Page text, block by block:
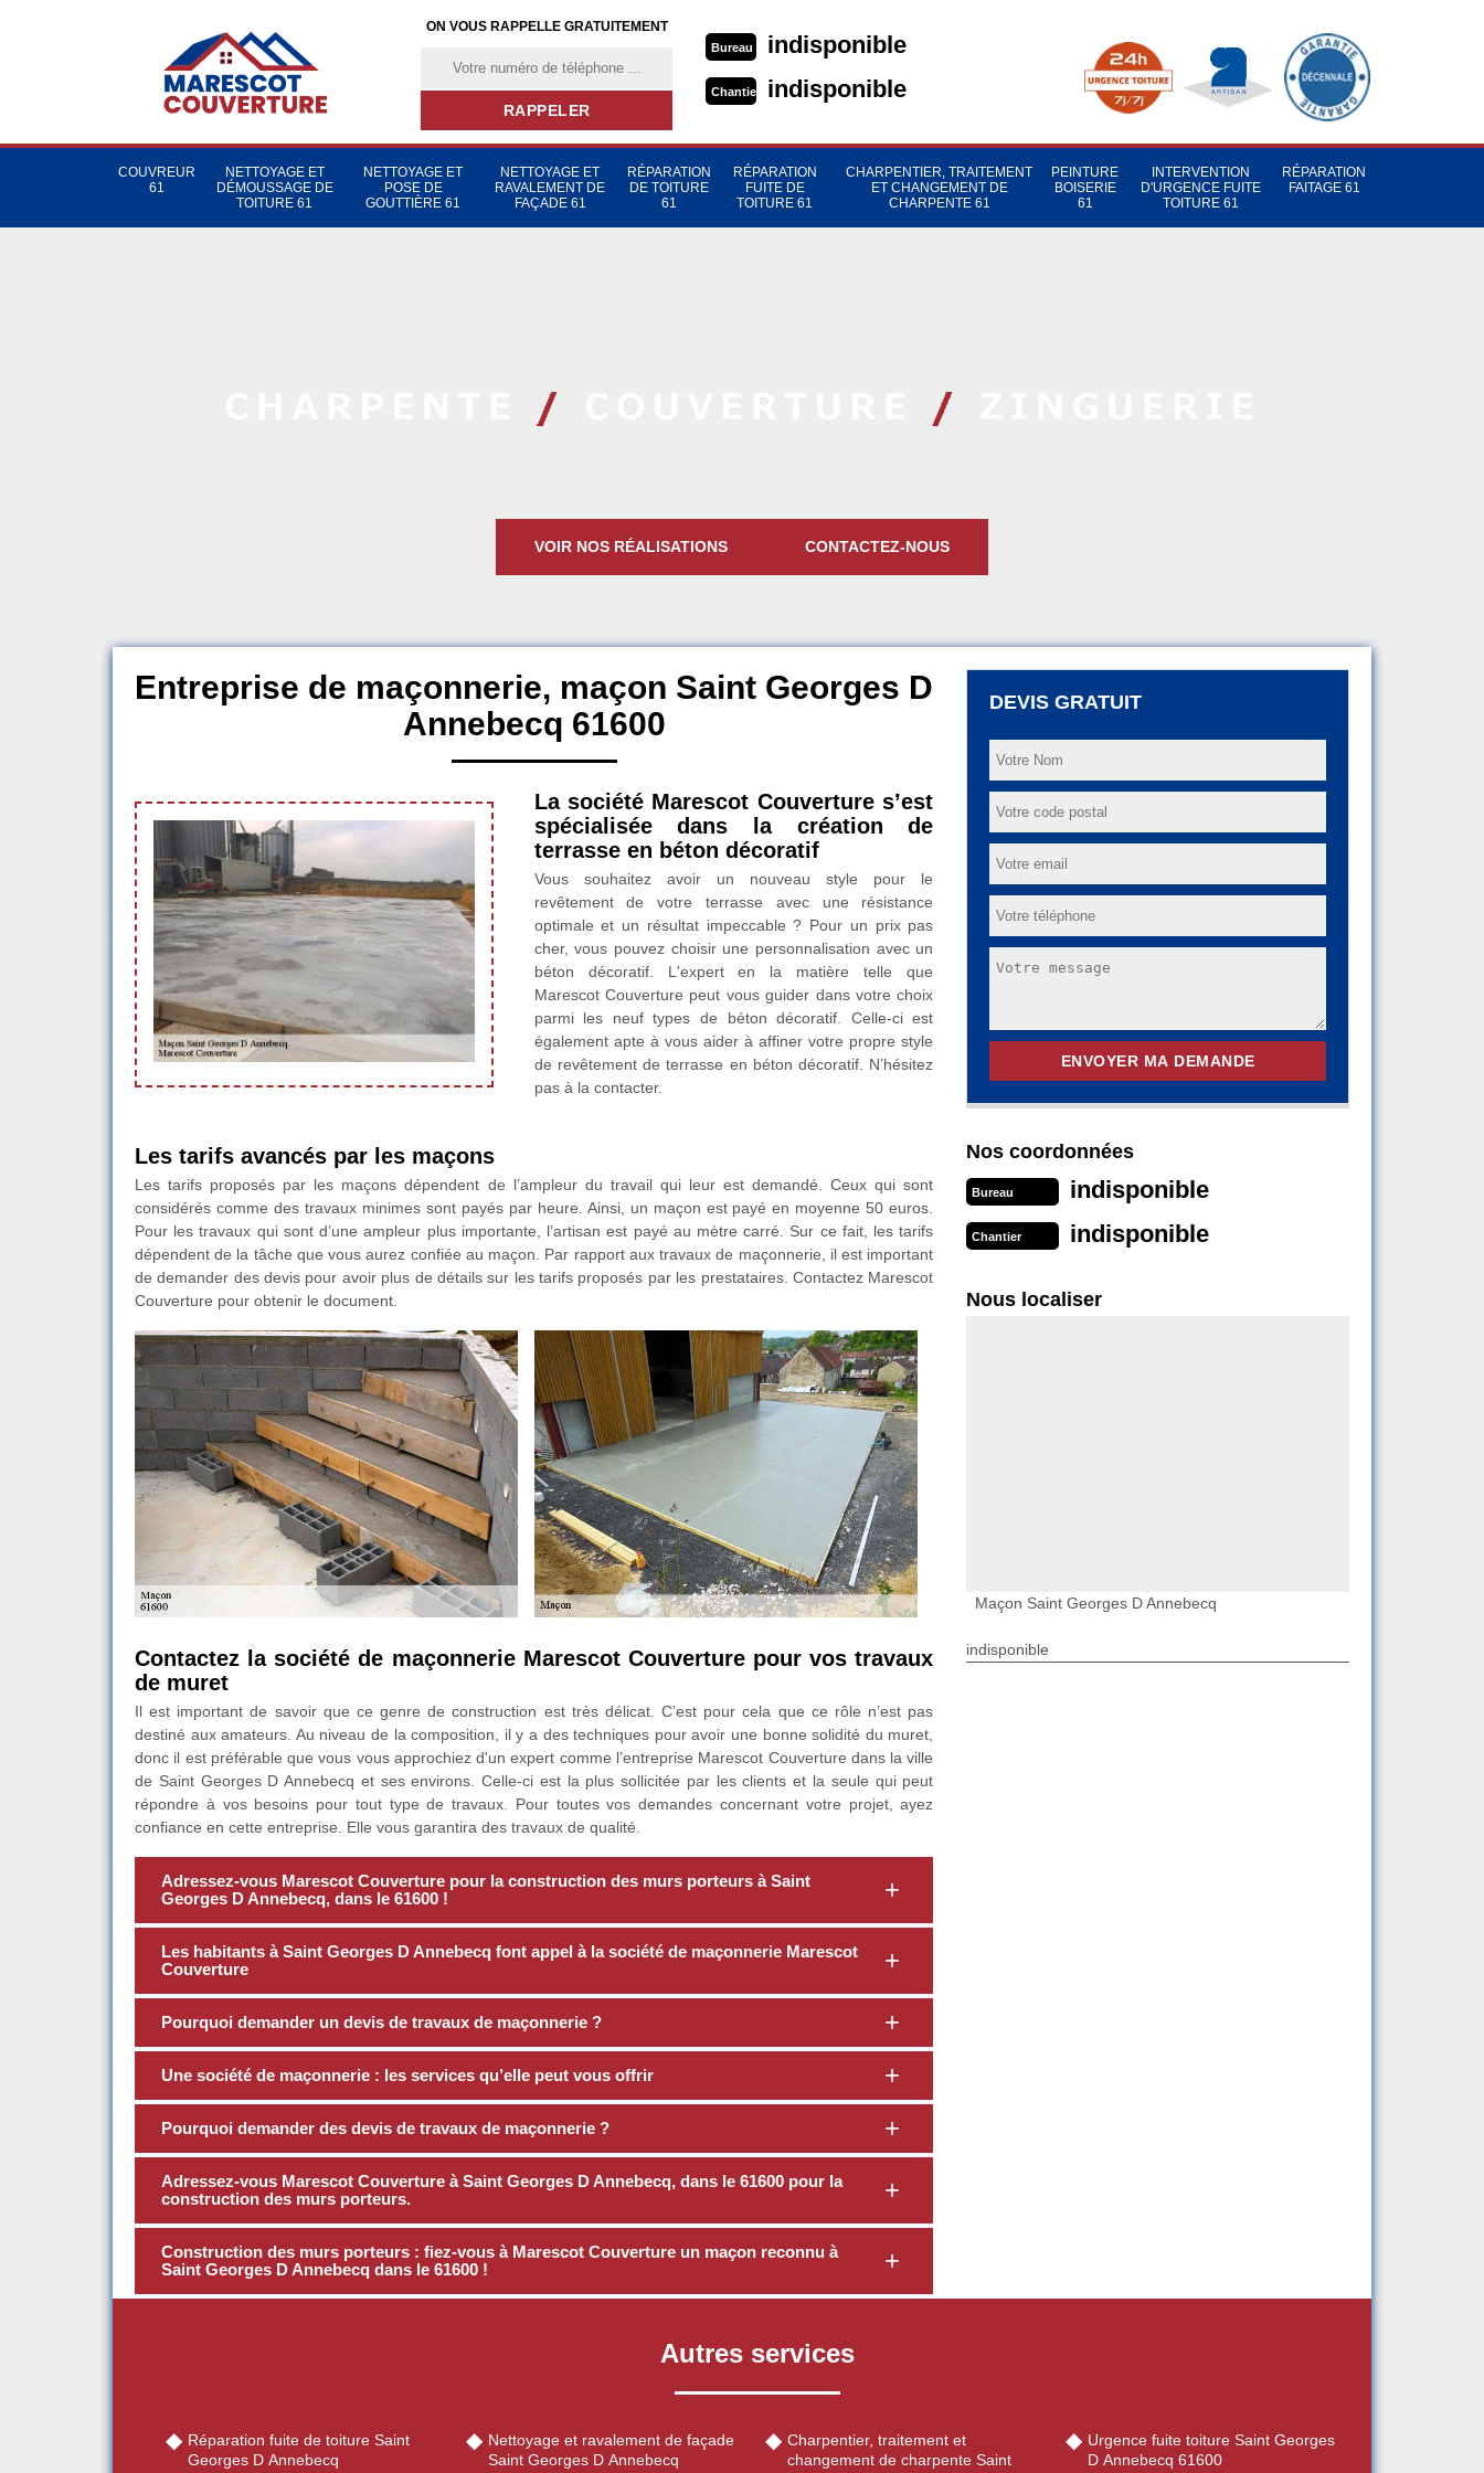
ON VOUS RAPPELLE GRATUITEMENT
Bureau indisponible
Chantier indisponible
COUVREUR
61
NETTOYAGE ET
DÉMOUSSAGE DE
TOITURE 61
NETTOYAGE ET
POSE DE
GOUTTIÈRE 61
NETTOYAGE ET
RAVALEMENT DE
FAÇADE 61
RÉPARATION
DE TOITURE
61
RÉPARATION
FUITE DE
TOITURE 61
CHARPENTIER, TRAITEMENT
ET CHANGEMENT DE
CHARPENTE 61
PEINTURE
BOISERIE
61
INTERVENTION
D'URGENCE FUITE
TOITURE 61
RÉPARATION
FAITAGE 61
VOIR NOS RÉALISATIONS CONTACTEZ-NOUS
Entreprise de maçonnerie, maçon Saint Georges D
Annebecq 61600
La société Marescot Couverture s’est
spécialisée dans la création de
terrasse en béton décoratif
Vous souhaitez avoir un nouveau style pour le
revêtement de votre terrasse avec une résistance
optimale et un résultat impeccable ? Pour un prix pas
cher, vous pouvez choisir une personnalisation avec un
béton décoratif. L'expert en la matière telle que
Marescot Couverture peut vous guider dans votre choix
parmi les neuf types de béton décoratif. Celle-ci est
également apte à vous aider à affiner votre propre style
de revêtement de terrasse en béton décoratif. N’hésitez
pas à la contacter.
Les tarifs avancés par les maçons
Les tarifs proposés par les maçons dépendent de l’ampleur du travail qui leur est demandé. Ceux qui sont
considérés comme des travaux minimes sont payés par heure. Ainsi, un maçon est payé en moyenne 50 euros.
Pour les travaux qui sont d’une ampleur plus importante, l’artisan est payé au mètre carré. Sur ce fait, les tarifs
dépendent de la tâche que vous aurez confiée au maçon. Par rapport aux travaux de maçonnerie, il est important
de demander des devis pour avoir plus de détails sur les tarifs proposés par les prestataires. Contactez Marescot
Couverture pour obtenir le document.
Contactez la société de maçonnerie Marescot Couverture pour vos travaux
de muret
Il est important de savoir que ce genre de construction est très délicat. C’est pour cela que ce rôle n’est pas
destiné aux amateurs. Au niveau de la composition, il y a des techniques pour avoir une bonne solidité du muret,
donc il est préférable que vous vous approchiez d'un expert comme l’entreprise Marescot Couverture dans la ville
de Saint Georges D Annebecq et ses environs. Celle-ci est la plus sollicitée par les clients et la seule qui peut
répondre à vos besoins pour tout type de travaux. Pour toutes vos demandes concernant votre projet, ayez
confiance en cette entreprise. Elle vous garantira des travaux de qualité.
Adressez-vous Marescot Couverture pour la construction des murs porteurs à Saint
Georges D Annebecq, dans le 61600 !
Les habitants à Saint Georges D Annebecq font appel à la société de maçonnerie Marescot
Couverture
Pourquoi demander un devis de travaux de maçonnerie ?
Une société de maçonnerie : les services qu’elle peut vous offrir
Pourquoi demander des devis de travaux de maçonnerie ?
Adressez-vous Marescot Couverture à Saint Georges D Annebecq, dans le 61600 pour la
construction des murs porteurs.
Construction des murs porteurs : fiez-vous à Marescot Couverture un maçon reconnu à
Saint Georges D Annebecq dans le 61600 !
DEVIS GRATUIT
Nos coordonnées
Bureau indisponible
Chantier indisponible
Nous localiser
Maçon Saint Georges D Annebecq
indisponible
Autres services
Réparation fuite de toiture Saint
Georges D Annebecq
Nettoyage et ravalement de façade
Saint Georges D Annebecq
Charpentier, traitement et
changement de charpente Saint
Urgence fuite toiture Saint Georges
D Annebecq 61600